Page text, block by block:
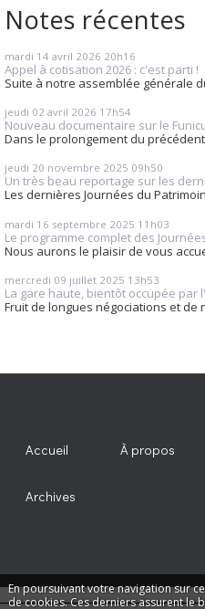
En poursuivant votre navigation sur
de cookies. Ces derniers assurent le
Notes récentes
mardi 14 avril 2026 20h16
Appel à cotisation 2026 : c'est parti !
Suite à notre assemblée générale
jeudi 02 avril 2026 17h54
Nouveau documentaire sur le
Dans le prolongement du
jeudi 20 novembre 2025 09h50
Un très beau reportage sur les
Les dernières Journées du
mardi 16 septembre 2025 11h03
Le programme complet des
Nous aurons le plaisir de vous
mercredi 09 juillet 2025 13h53
La gare haute, bientôt occupée par
Fruit de longues négociations et de
Accueil À propos
Archives